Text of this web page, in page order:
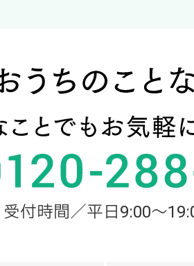
受付時間／平日9:00～